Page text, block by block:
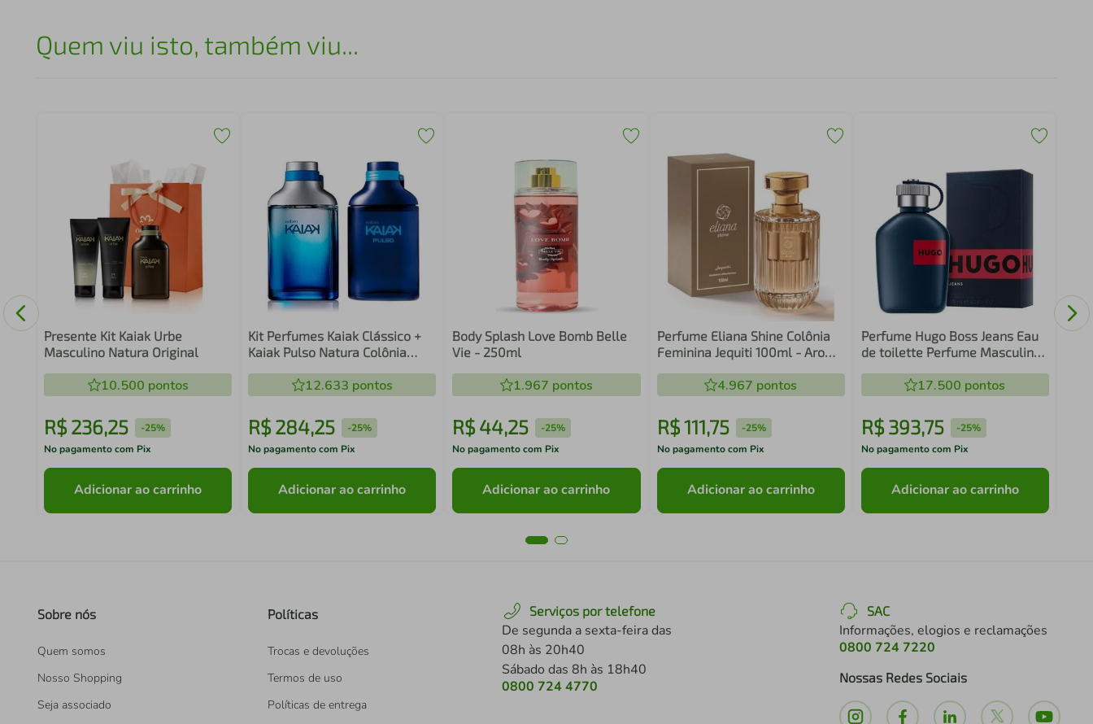
Quem viu isto, também viu...
Presente Kit Kaiak Urbe
Masculino Natura Original
10.500 pontos
R$ 236,25 -25%
No pagamento com Pix
Adicionar ao carrinho
Kit Perfumes Kaiak Clássico +
Kaiak Pulso Natura Colônia
12.633 pontos
R$ 284,25 -25%
No pagamento com Pix
Adicionar ao carrinho
Body Splash Love Bomb Belle
Vie - 250ml
1.967 pontos
R$44,25 -25%
No pagamento com Pix
Adicionar ao carrinho
Perfume Eliana Shine Colônia
Feminina Jequiti 100ml - Aroma
4.967 pontos
R$111,75 -25%
No pagamento com Pix
Adicionar ao carrinho
Perfume Hugo Boss Jeans Eau
de toilette Perfume Masculino
17.500 pontos
R$ 393,75 -25%
No pagamento com Pix
Adicionar ao carrinho
Sobre nós
Quem somos
Nosso Shopping
Seja associado
Políticas
Trocas e devoluções
Termos de uso
Políticas de entrega
Serviços por telefone
De segunda a sexta-feira das
08h às 20h40
Sábado das 8h às 18h40
0800 724 4770
SAC
Informações, elogios e reclamações
0800 724 7220
Nossas Redes Sociais